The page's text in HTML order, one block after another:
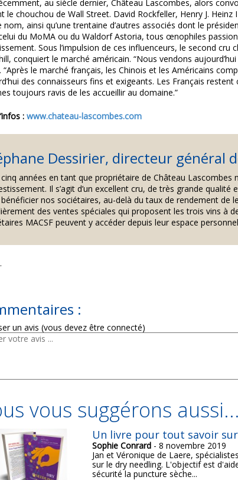
au siècle dernier, Château Lascombes, alors
le chouchou de Wall Street. David Rockfeller, Henry J.
nom, ainsi qu’une trentaine d’autres associés dont le
du MoMA ou du Waldorf Astoria, tous œnophiles
Sous l’impulsion de ces influenceurs, le second cru
conquiert le marché américain. “Nous vendons
“Après le marché français, les Chinois et les Américains
des connaisseurs fins et exigeants. Les Français
toujours ravis de les accueillir au domaine.”
: www.chateau-lascombes.com
Dessirier, directeur général
cinq années en tant que propriétaire de Château
Il s’agit d’un excellent cru, de très grande
nos sociétaires, au-delà du taux de rendement de
des ventes spéciales qui proposent les trois vins à
MACSF peuvent y accéder depuis leur espace
:
un avis (vous devez être connecté)
vous suggérons aussi...
Un livre pour tout savoir
Sophie Conrard- 8 novembre 2019
Jan et Véronique de Laere,
sur le dry needling. L'objectif est
sécurité la puncture sèche...